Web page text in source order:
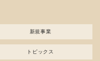
新規事業
トピックス